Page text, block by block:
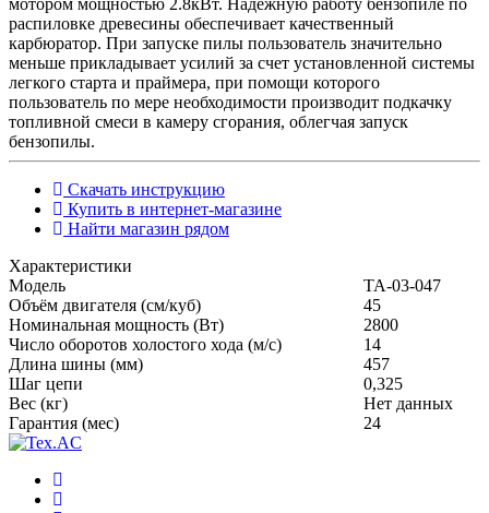
распиловке древесины обеспечивает качественный
карбюратор. При запуске пилы пользователь значительно
меньше прикладывает усилий за счет установленной системы
легкого старта и праймера, при помощи которого
пользователь по мере необходимости производит подкачку
топливной смеси в камеру сгорания, облегчая запуск
бензопилы.
Скачать инструкцию
Купить в интернет-магазине
Найти магазин рядом
Характеристики
Модель
ТА-03-047
Объём двигателя (см/куб)
45
Номинальная мощность (Вт)
2800
Число оборотов холостого хода (м/с)
14
Длина шины (мм)
457
Шаг цепи
0,325
Вес (кг)
Нет данных
Гарантия (мес)
24